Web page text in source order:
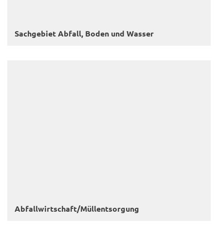
Sach­ge­biet Ab­fall, Boden und Was­ser
Ab­fall­wirt­schaft/Müll­ent­sor­gung